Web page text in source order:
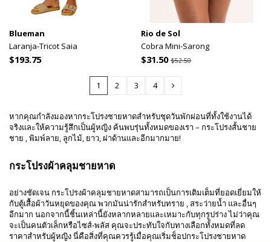
Blueman
Laranja-Tricot Saia
$193.75
Rio de Sol
Cobra Mini-Sarong
$31.50$52.50
1 2 3 4
หากคุณกำลังมองหากระโปรงชายหาดสำหรับชุดวันพักผ่อนที่ทั้งใช้งานได้
จริงและให้ความรู้สึกเป็นผู้หญิง ค้นพบรุ่นทั้งหมดของเรา – กระโปรงสั้นชาย
ชาย , พิมพ์ลาย, ลูกไม้, ยาว, ผ่าด้านและอีกมากมาย!
กระโปรงผ้าคลุมชายหาด
อย่างชัดเจน กระโปรงผ้าคลุมชายหาดสามารถเป็นการเติมเต็มที่ยอดเยี่ยมให้
กับตู้เสื้อผ้าวันหยุดของคุณ พวกมันน่ารักสำหรับทราย , สระว่ายน้ำ และอื่นๆ
อีกมาก นอกจากนี้ชิ้นเหล่านี้ยังหลากหลายและเหมาะกับทุกรูปร่าง ไม่ว่าคุณ
จะเป็นคนตัวเล็กหรือไซส์‑พลัส คุณจะประทับใจกับทางเลือกทั้งหมดที่ลด
ราคาสำหรับผู้หญิง นี่คือสิ่งที่คุณควรรู้เมื่อคุณเริ่มช็อปกระโปรงชายหาด